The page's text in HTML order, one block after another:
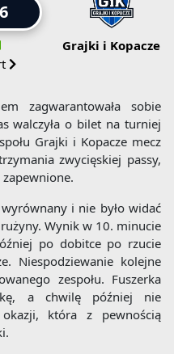
Grajki i Kopacze
zagwarantowała sobie
walczyła o bilet na turniej
Grajki i Kopacze mecz
zwycięskiej passy,
i nie było widać
Wynik w 10. minucie
po dobitce po rzucie
Niespodziewanie kolejne
zespołu. Fuszerka
a chwilę później nie
okazji, która z pewnością